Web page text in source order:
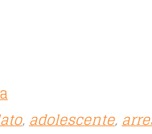
,adolescente,